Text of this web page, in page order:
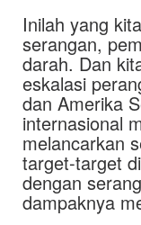
Inilah yang
serangan,
darah. Dan
eskalasi
dan Amerika
internasional
melancarkan
target-target
dengan
dampaknya